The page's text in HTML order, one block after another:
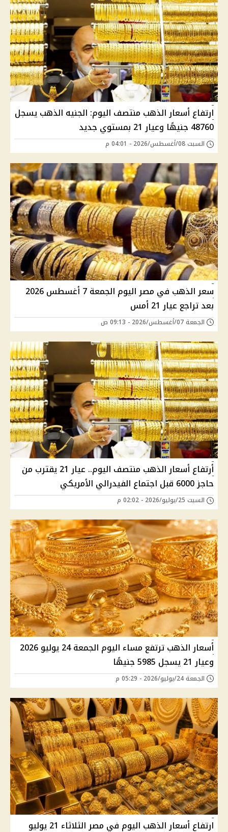
ارتفاع أسعار الذهب منتصف اليوم: الجنيه الذهب يسجل
48760 جنيهًا وعيار 21 بمستوي جديد
السبت 08/أغسطس/2026 - 04:01 م
سعر الذهب في مصر اليوم الجمعة 7 أغسطس 2026
بعد تراجع عيار 21 أمس
الجمعة 07/أغسطس/2026 - 09:13 ص
أرتفاع أسعار الذهب منتصف اليوم.. عيار 21 يقترب من
حاجز 6000 قبل اجتماع الفيدرالي الأمريكي
السبت 25/يوليو/2026 - 02:02 م
أسعار الذهب ترتفع مساء اليوم الجمعة 24 يوليو 2026
وعيار 21 يسجل 5985 جنيهًا
الجمعة 24/يوليو/2026 - 05:29 م
ارتفاع أسعار الذهب اليوم في مصر الثلاثاء 21 يوليو